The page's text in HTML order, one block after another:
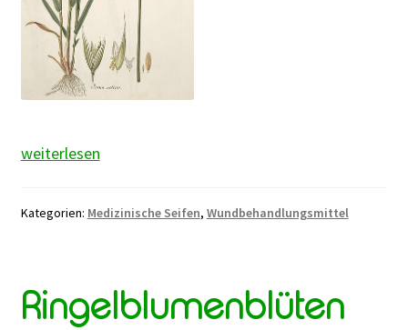
Hafer
weiterlesen
Kategorien: Medizinische Seifen, Wundbehandlungsmittel
Ringelblumenblüten